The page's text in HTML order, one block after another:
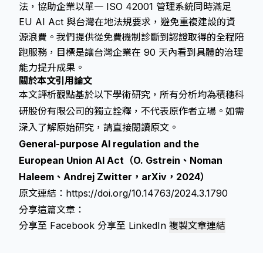
法，協助企業以單一 ISO 42001 管理系統同時滿足
EU AI Act 與台灣在地法規要求，避免重複建設的資
源浪費。我們提供從免費機制診斷到認證取得的全程陪
跑服務，目標是讓台灣企業在 90 天內看到具體的治理
能力提升成果。
關於本文引用論文
本文評析觀點基於以下學術研究，所有分析均為積穗科
研股份有限公司的獨立詮釋，不代表原作者立場。如需
深入了解原始研究，請直接閱讀原文。
General-purpose AI regulation and the
European Union AI Act（O. Gstrein、Noman
Haleem、Andrej Zwitter，arXiv，2024）
原文連結： https://doi.org/10.14763/2024.3.1790
分享這篇文章：
分享至 Facebook 分享至 LinkedIn 複製文章連結